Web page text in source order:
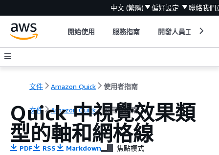
中文 (繁體) 偏好設定 聯絡我們
開始使用 服務指南 開發人員工具
文件 Amazon Quick 使用者指南
文件 Amazon Quick 使用者指南
Quick 中視覺效果類
型的軸和網格線
PDF RSS Markdown 焦點模式